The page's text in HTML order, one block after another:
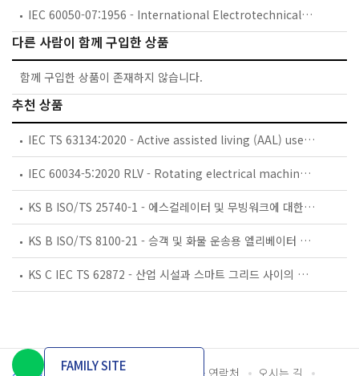
IEC 60050-07:1956 - International Electrotechnical Vocabulary (IEV) - Part 07: Electronics
다른 사람이 함께 구입한 상품
함께 구입한 상품이 존재하지 않습니다.
추천 상품
IEC TS 63134:2020 - Active assisted living (AAL) use cases
IEC 60034-5:2020 RLV - Rotating electrical machines - Part 5: Degrees of protection provided by the integral design of rotating electrical machines (IP code) - Classification
KS B ISO/TS 25740-1 - 에스컬레이터 및 무빙워크에 대한 안전요건 — 제1부: 세계공통 필수 안전요건(GESRs)
KS B ISO/TS 8100-21 - 승객 및 화물 운송용 엘리베이터 —제21부: 세계공통 필수안전요건(GESRs)을 충족하는 세계공통 안전 파라미터(GSPs)
KS C IEC TS 62872 - 산업 시설과 스마트 그리드 사이의 산업 공정 측정, 제어 및 자동화 시스템 인터페이스
개인정보처리방침 이용약관 담당자 연락처 오시는 길
FAMILY SITE